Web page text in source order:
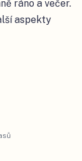
ráno a večer.
aspekty